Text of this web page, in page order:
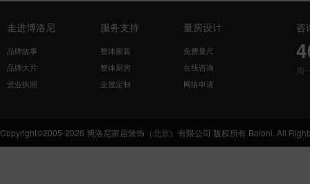
走进博洛尼
品牌故事
品牌大片
营业执照
服务支持
整体家装
整体厨房
全屋定制
量房设计
免费量尺
在线咨询
网络申请
咨
周
Copyright©2005-2026 博洛尼家居装饰（北京）有限公司 版权所有 Boloni. All